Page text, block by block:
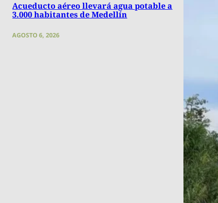
Acueducto aéreo llevará agua potable a
3.000 habitantes de Medellín
AGOSTO 6, 2026